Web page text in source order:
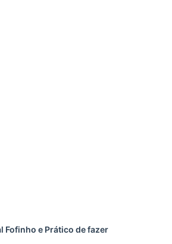
Fofinho e Prático de fazer